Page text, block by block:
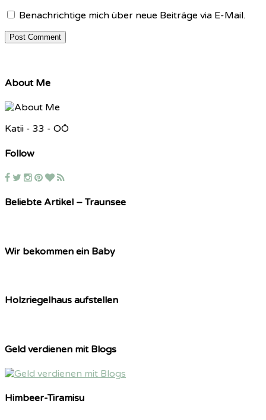
Benachrichtige mich über neue Beiträge via E-Mail.
About Me
Katii - 33 - OÖ
Follow
Beliebte Artikel – Traunsee
Wir bekommen ein Baby
Holzriegelhaus aufstellen
Geld verdienen mit Blogs
Himbeer-Tiramisu